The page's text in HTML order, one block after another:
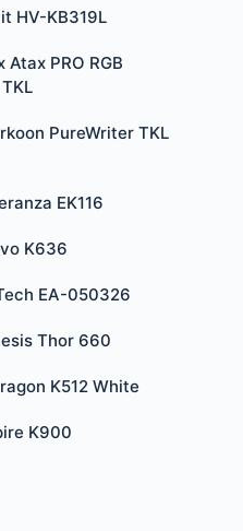
HV-KB319L
PRO RGB
PureWriter TKL
EK116
K636
EA-050326
Thor 660
K512 White
K900